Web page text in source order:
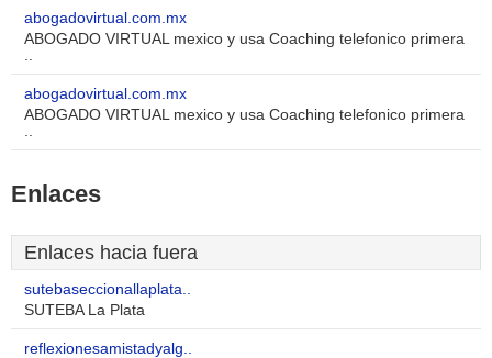
abogadovirtual.com.mx
ABOGADO VIRTUAL mexico y usa Coaching telefonico primera
..
abogadovirtual.com.mx
ABOGADO VIRTUAL mexico y usa Coaching telefonico primera
..
Enlaces
Enlaces hacia fuera
sutebaseccionallaplata..
SUTEBA La Plata
reflexionesamistadyalg..